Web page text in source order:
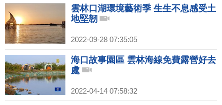
雲林口湖環境藝術季 生生不息感受土
地堅韌
2022-09-28 07:35:05
海口故事園區 雲林海線免費露營好去
處
2022-04-14 07:58:32